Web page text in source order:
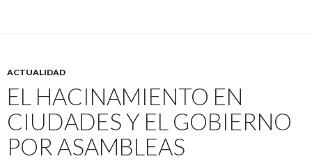
ACTUALIDAD
EL HACINAMIENTO EN
CIUDADES Y EL GOBIERNO
POR ASAMBLEAS